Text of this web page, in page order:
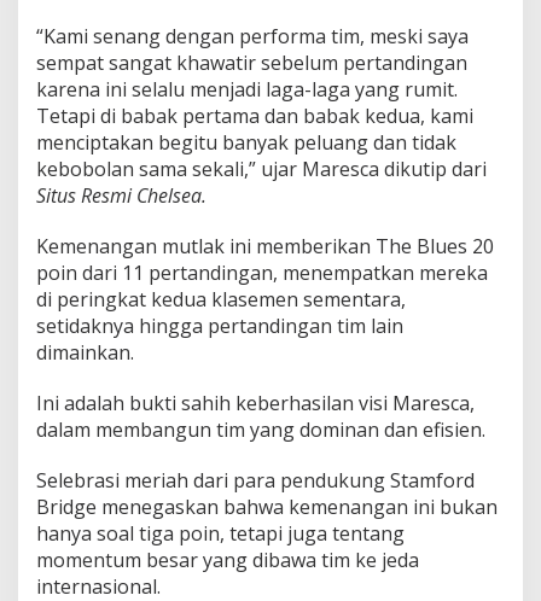
“Kami senang dengan performa tim, meski saya
sempat sangat khawatir sebelum pertandingan
karena ini selalu menjadi laga-laga yang rumit.
Tetapi di babak pertama dan babak kedua, kami
menciptakan begitu banyak peluang dan tidak
kebobolan sama sekali,” ujar Maresca dikutip dari
Situs Resmi Chelsea.
Kemenangan mutlak ini memberikan The Blues 20
poin dari 11 pertandingan, menempatkan mereka
di peringkat kedua klasemen sementara,
setidaknya hingga pertandingan tim lain
dimainkan.
Ini adalah bukti sahih keberhasilan visi Maresca,
dalam membangun tim yang dominan dan efisien.
Selebrasi meriah dari para pendukung Stamford
Bridge menegaskan bahwa kemenangan ini bukan
hanya soal tiga poin, tetapi juga tentang
momentum besar yang dibawa tim ke jeda
internasional.